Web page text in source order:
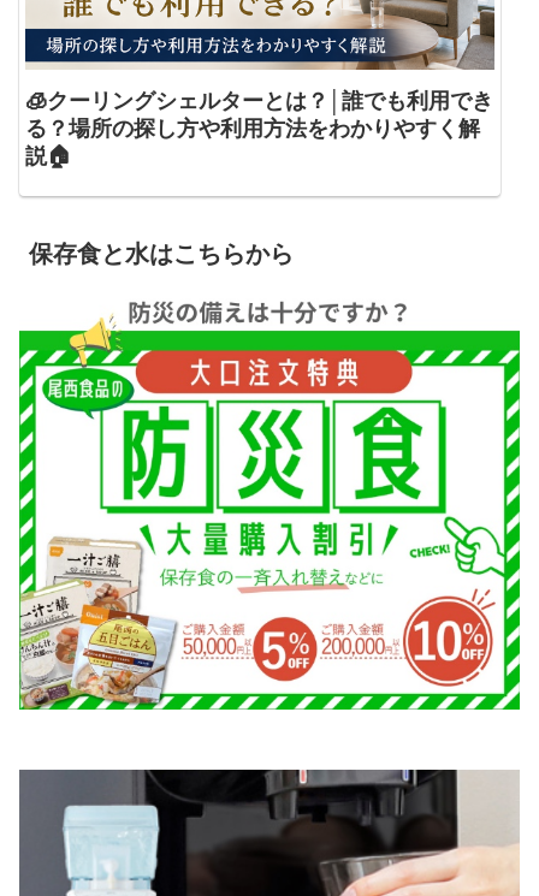
🧊クーリングシェルターとは？│誰でも利用でき
る？場所の探し方や利用方法をわかりやすく解
説🏠
保存食と水はこちらから